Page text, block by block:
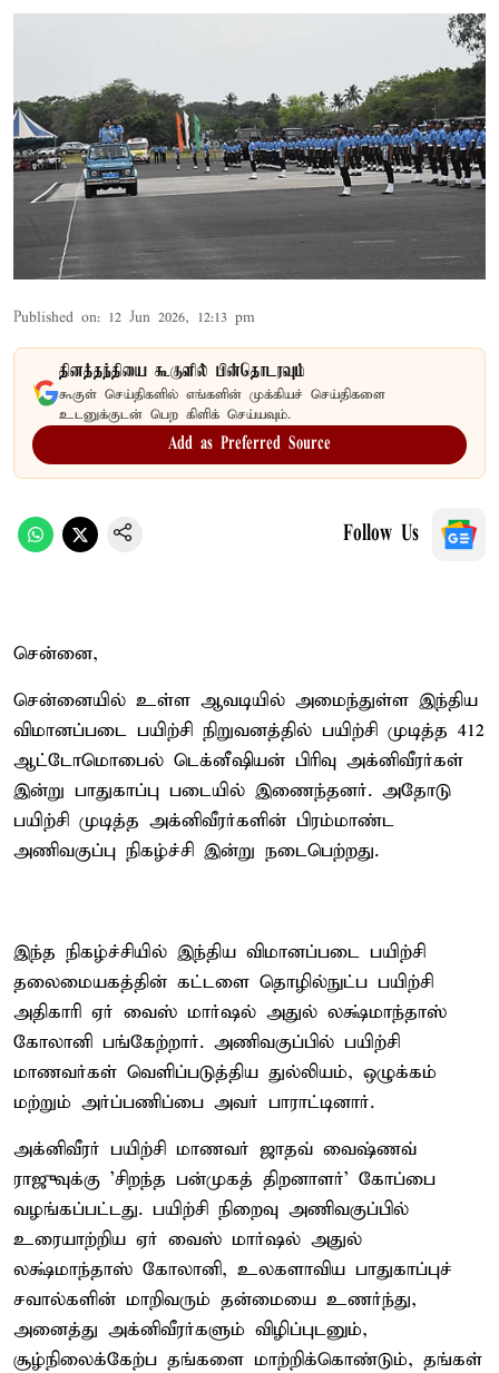
Published on: 12 Jun 2026, 12:13 pm
தினத்தந்தியை கூகுளில் பின்தொடரவும்
கூகுள் செய்திகளில் எங்களின் முக்கியச் செய்திகளை
உடனுக்குடன் பெற கிளிக் செய்யவும்.
Add as Preferred Source
Follow Us
சென்னை,
சென்னையில் உள்ள ஆவடியில் அமைந்துள்ள இந்திய
விமானப்படை பயிற்சி நிறுவனத்தில் பயிற்சி முடித்த 412
ஆட்டோமொபைல் டெக்னீஷியன் பிரிவு அக்னிவீரர்கள்
இன்று பாதுகாப்பு படையில் இணைந்தனர். அதோடு
பயிற்சி முடித்த அக்னிவீரர்களின் பிரம்மாண்ட
அணிவகுப்பு நிகழ்ச்சி இன்று நடைபெற்றது.
இந்த நிகழ்ச்சியில் இந்திய விமானப்படை பயிற்சி
தலைமையகத்தின் கட்டளை தொழில்நுட்ப பயிற்சி
அதிகாரி ஏர் வைஸ் மார்ஷல் அதுல் லக்ஷ்மாந்தாஸ்
கோலானி பங்கேற்றார். அணிவகுப்பில் பயிற்சி
மாணவர்கள் வெளிப்படுத்திய துல்லியம், ஒழுக்கம்
மற்றும் அர்ப்பணிப்பை அவர் பாராட்டினார்.
அக்னிவீரர் பயிற்சி மாணவர் ஜாதவ் வைஷ்ணவ்
ராஜுவுக்கு 'சிறந்த பன்முகத் திறனாளர்' கோப்பை
வழங்கப்பட்டது. பயிற்சி நிறைவு அணிவகுப்பில்
உரையாற்றிய ஏர் வைஸ் மார்ஷல் அதுல்
லக்ஷ்மாந்தாஸ் கோலானி, உலகளாவிய பாதுகாப்புச்
சவால்களின் மாறிவரும் தன்மையை உணர்ந்து,
அனைத்து அக்னிவீரர்களும் விழிப்புடனும்,
சூழ்நிலைக்கேற்ப தங்களை மாற்றிக்கொண்டும், தங்கள்